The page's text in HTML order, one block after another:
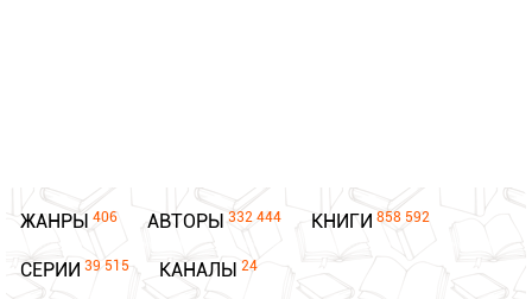
ЖАНРЫ 406 АВТОРЫ 332 444 КНИГИ 858 592
СЕРИИ 39 515 КАНАЛЫ 24